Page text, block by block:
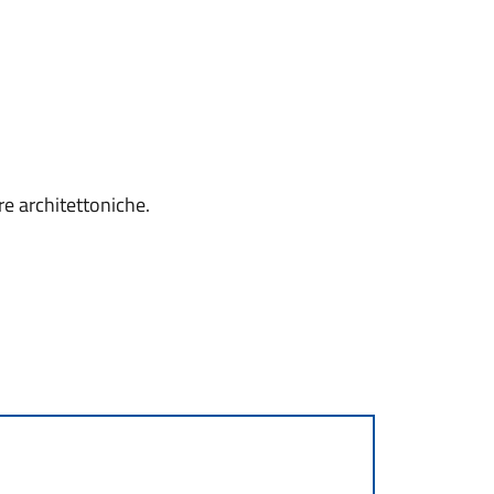
architettoniche.